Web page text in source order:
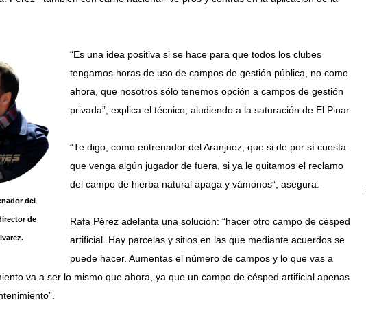
del
de
“Es una idea positiva si se hace para que todos los clubes
tengamos horas de uso de campos de gestión pública, no como
ahora, que nosotros sólo tenemos opción a campos de gestión
privada”, explica el técnico, aludiendo a la saturación de El Pinar.
“Te digo, como entrenador del Aranjuez, que si de por sí cuesta
que venga algún jugador de fuera, si ya le quitamos el reclamo
del campo de hierba natural apaga y vámonos”, asegura.
Rafa Pérez adelanta una solución: “hacer otro campo de césped
artificial. Hay parcelas y sitios en las que mediante acuerdos se
puede hacer. Aumentas el número de campos y lo que vas a
va a ser lo mismo que ahora, ya que un campo de césped artificial apenas